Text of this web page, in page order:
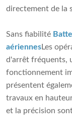
directement de la
Sans fiabilité
aériennesLes
d'arrêt fréquents,
fonctionnement
présentent
travaux en
et la précision